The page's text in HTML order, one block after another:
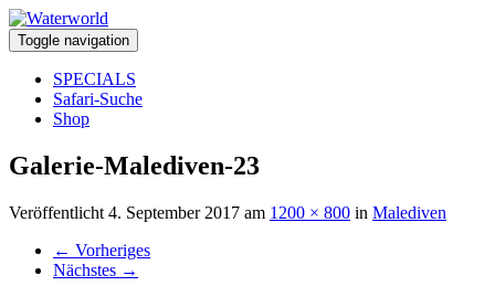
Toggle navigation
SPECIALS
Safari-Suche
Shop
Galerie-Malediven-23
Veröffentlicht 4. September 2017 am 1200 × 800 in Malediven
← Vorheriges
Nächstes →